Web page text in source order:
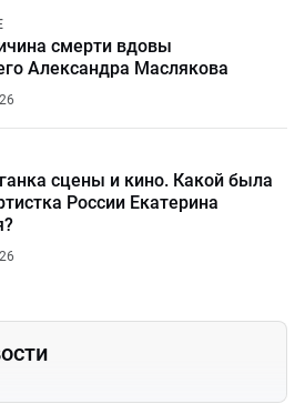
смерти вдовы
Александра Маслякова
сцены и кино. Какой была
России Екатерина